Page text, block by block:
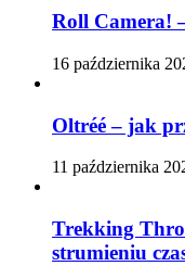
Roll Camera!
16 października
Oltréé – jak
11 października
Trekking
strumieniu